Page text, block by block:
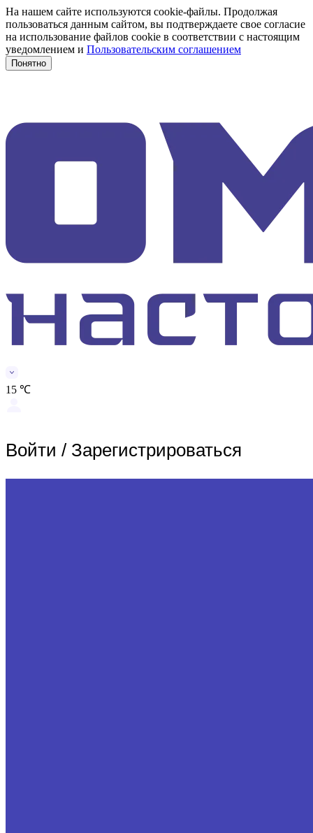
На нашем сайте используются cookie-файлы. Продолжая
пользоваться данным сайтом, вы подтверждаете свое согласие
на использование файлов cookie в соответствии с настоящим
уведомлением и Пользовательским соглашением
Понятно
15 ℃
Войти / Зарегистрироваться